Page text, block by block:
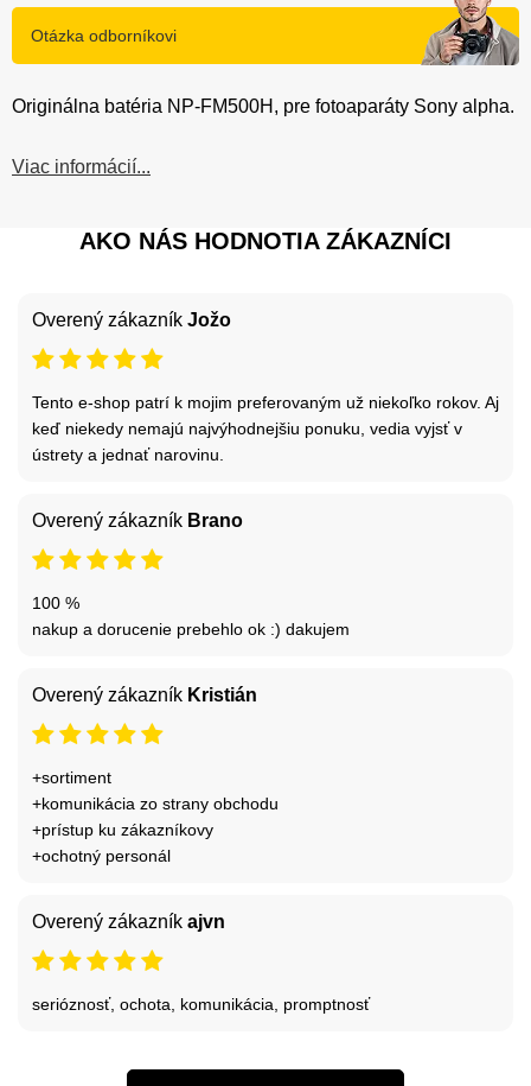
Otázka odborníkovi
Originálna batéria NP-FM500H, pre fotoaparáty Sony alpha.
Viac informácií...
AKO NÁS HODNOTIA ZÁKAZNÍCI
Overený zákazník Jožo
Tento e-shop patrí k mojim preferovaným už niekoľko rokov. Aj
keď niekedy nemajú najvýhodnejšiu ponuku, vedia vyjsť v
ústrety a jednať narovinu.
Overený zákazník Brano
100 %
nakup a dorucenie prebehlo ok :) dakujem
Overený zákazník Kristián
+sortiment
+komunikácia zo strany obchodu
+prístup ku zákazníkovy
+ochotný personál
Overený zákazník ajvn
serióznosť, ochota, komunikácia, promptnosť